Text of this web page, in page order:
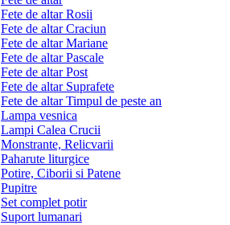
Fete de altar Rosii
Fete de altar Craciun
Fete de altar Mariane
Fete de altar Pascale
Fete de altar Post
Fete de altar Suprafete
Fete de altar Timpul de peste an
Lampa vesnica
Lampi Calea Crucii
Monstrante, Relicvarii
Paharute liturgice
Potire, Ciborii si Patene
Pupitre
Set complet potir
Suport lumanari